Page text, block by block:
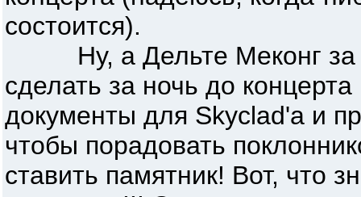
состоится).
Ну, а Дельте Меконг за
сделать за ночь до
документы для Skyclad'a и
чтобы порадовать
ставить памятник! Вот, что